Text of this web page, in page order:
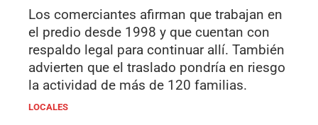
Los comerciantes afirman que trabajan en
el predio desde 1998 y que cuentan con
respaldo legal para continuar allí. También
advierten que el traslado pondría en riesgo
la actividad de más de 120 familias.
LOCALES